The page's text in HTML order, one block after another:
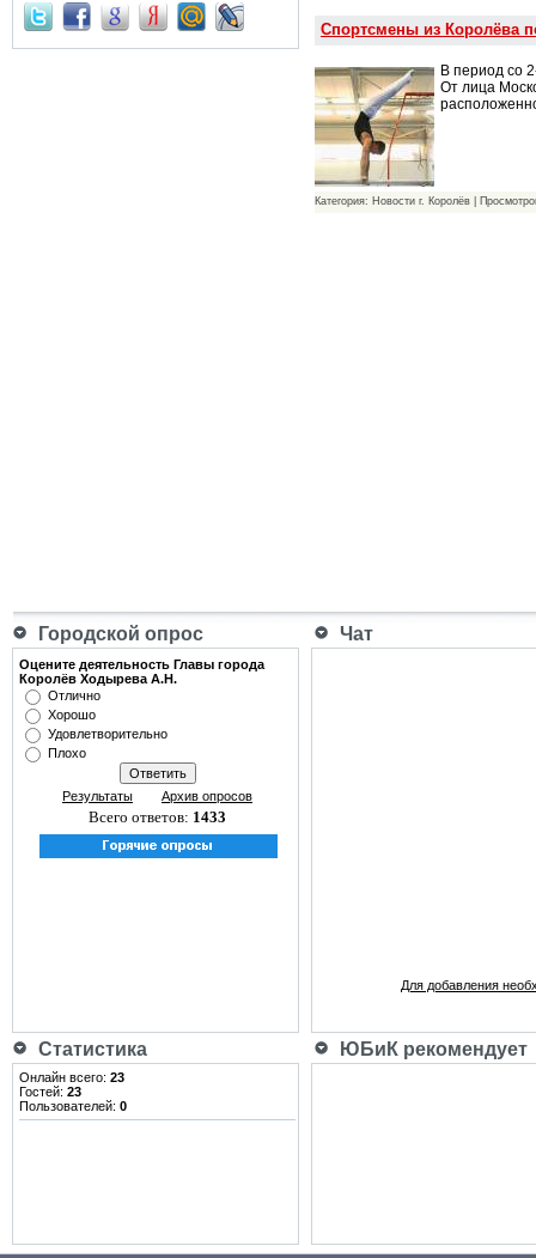
Спортсмены из Королёва
В период со
От лица
Категория: Новости г. Королёв |
Городской опрос Чат
Оцените деятельность Главы города
Королёв Ходырева А.Н.
Отлично
Хорошо
Удовлетворительно
Плохо
Результаты Архив опросов
Всего ответов: 1433
Для добавления
Статистика ЮБиК рекомендует
Онлайн всего: 23
Гостей: 23
Пользователей: 0